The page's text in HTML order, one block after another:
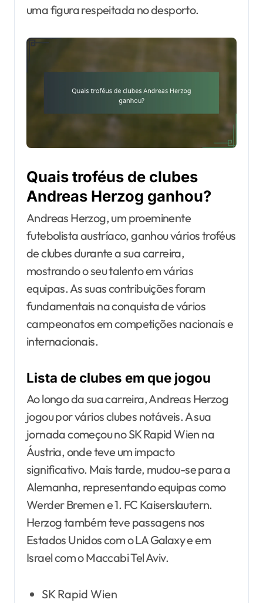
uma figura respeitada no desporto.
Quais troféus de clubes
Andreas Herzog ganhou?
Andreas Herzog, um proeminente
futebolista austríaco, ganhou vários troféus
de clubes durante a sua carreira,
mostrando o seu talento em várias
equipas. As suas contribuições foram
fundamentais na conquista de vários
campeonatos em competições nacionais e
internacionais.
Lista de clubes em que jogou
Ao longo da sua carreira, Andreas Herzog
jogou por vários clubes notáveis. A sua
jornada começou no SK Rapid Wien na
Áustria, onde teve um impacto
significativo. Mais tarde, mudou-se para a
Alemanha, representando equipas como
Werder Bremen e 1. FC Kaiserslautern.
Herzog também teve passagens nos
Estados Unidos com o LA Galaxy e em
Israel com o Maccabi Tel Aviv.
SK Rapid Wien